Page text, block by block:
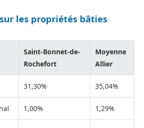
les propriétés bâties
Saint-Bonnet-de-
Rochefort
Moyenne
Allier
31,30% 35,04%
1,00% 1,29%